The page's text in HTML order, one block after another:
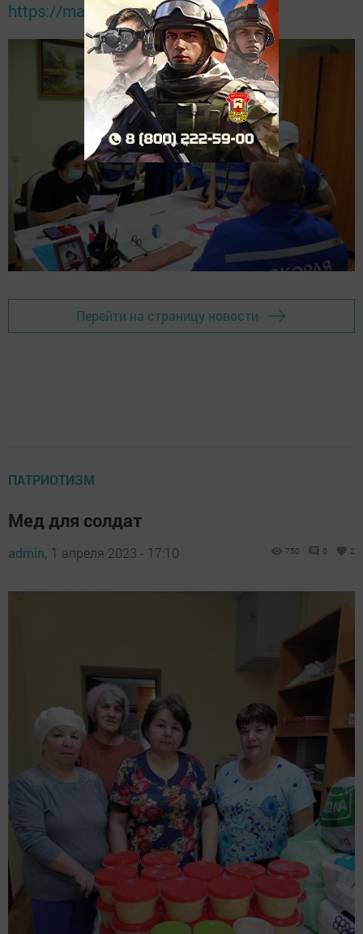
https://max.ru/tatmedia
Перейти на страницу новости
ПАТРИОТИЗМ
Мед для солдат
admin, 1 апреля 2023 - 17:10 750 0 2